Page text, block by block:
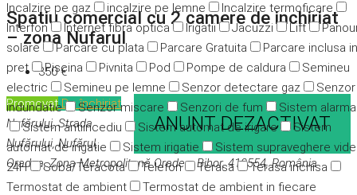
Incalzire pe gaz
incalzire pe lemne
Incalzire termoficare
Interfon
Internet fibra optica Irigatii Jacuzzi Lift
solare
Parcare cu plata Parcare Gratuita
Parcare inclusa in
pret
Piscina Pivnita Pod Pompe de caldura
Semineu
electric
Semineu pe lemne Senzor detectare gaz
Senzor
indundatie
Senzor miscare Senzori de fum
Sistem alarma
Sistem antiincediu
Sistem automat de irigare
Sistem
automat de irigatie
Sistem irigatie
Sistem supraveghere
24H
Soba/Teracota Telefon Terasa
Terasa inchisa
Termostat de ambient
Termostat de ambient in fiecare
Spatiu comercial cu 2 camere de inchiriat
– zona Nufarul
350 €
PromovatDe închiriat
ANUNT DEZACTIVAT
Nufărului, Strada
Nufărului, Nufărul,
Oradea, Zona Metropolitană Oradea, Bihor, 410554, România